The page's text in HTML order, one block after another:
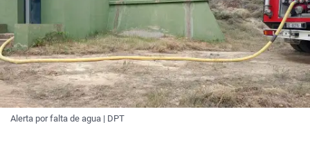
Alerta por falta de agua | DPT